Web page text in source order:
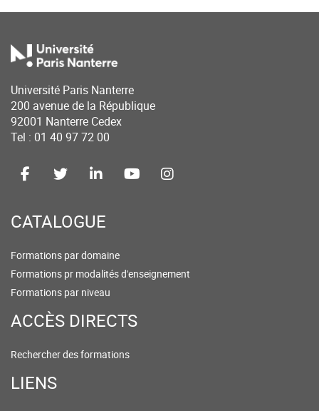
Université Paris Nanterre
200 avenue de la République
92001 Nanterre Cedex
Tel : 01 40 97 72 00
CATALOGUE
Formations par domaine
Formations pr modalités d'enseignement
Formations par niveau
ACCÈS DIRECTS
Rechercher des formations
LIENS